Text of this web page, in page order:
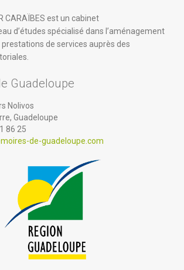
CARAÏBES est un cabinet
d’études spécialisé dans l’aménagement
de services auprès des
Guadeloupe
Nolivos
Guadeloupe
86 25
de-guadeloupe.com